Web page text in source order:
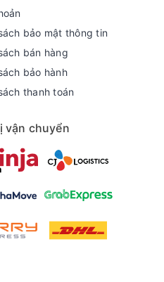
bảo mật thông tin
bán hàng
bảo hành
thanh toán
vận chuyển